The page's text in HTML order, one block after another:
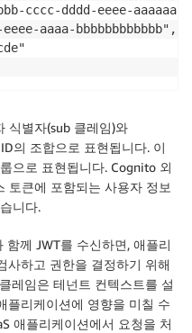
cccc-dddd-eeee-
aaaa-bbbbbbbbbbbb",
식별자(sub 클레임)와
의 조합으로 표현됩니다. 이
으로 표현됩니다. Cognito 외
토큰에 포함되는 사용자 정보
니다.
함께 JWT를 수신하면, 애플리
사하고 권한을 결정하기 위해
레임은 테넌트 컨텍스트를 설
플리케이션에 영향을 미칠 수
애플리케이션에서 요청을 처